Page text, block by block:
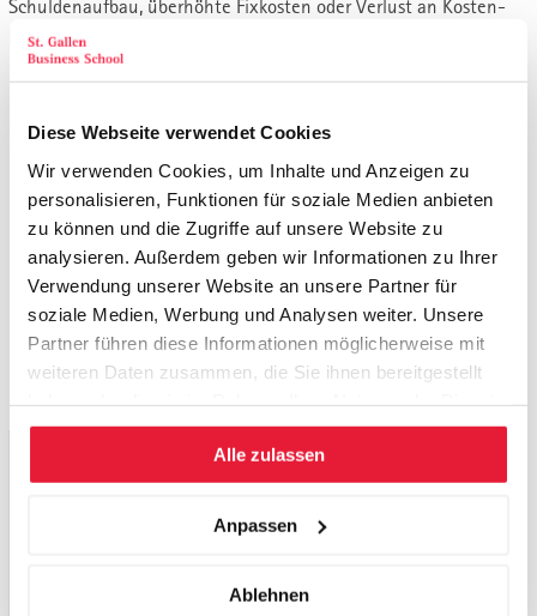
Diese Webseite verwendet Cookies
Wir verwenden Cookies, um Inhalte und Anzeigen zu
personalisieren, Funktionen für soziale Medien anbieten
zu können und die Zugriffe auf unsere Website zu
analysieren. Außerdem geben wir Informationen zu Ihrer
Verwendung unserer Website an unsere Partner für
soziale Medien, Werbung und Analysen weiter. Unsere
Partner führen diese Informationen möglicherweise mit
weiteren Daten zusammen, die Sie ihnen bereitgestellt
gesammelt haben.
Alle zulassen
Anpassen
Ablehnen
Schuldenaufbau, überhöhte Fixkosten oder Verlust an Kosten-
Flexibilität zu steuern.
Bilanz und Kennzahlen: kurzer Überblick
Wie die Erfolgsrechnung durch das Geschäftsmodell
bestimmt wird
Die Konsequenzen für Strategie, Gewinn und Cash Flow
Finanzielle Steuerungskennzahlen
Kapitalverzinsung: Lohnt sich das Investment?
Investitionsrechnung und Wertsteigerung
Innovation allenfalls zukaufen: Mergers & Acquisitions
Programme zur Steigerung von Ebit, Cash Flow,
Rentabilität und Wert.
Termine, Orte, Seminargebühr und